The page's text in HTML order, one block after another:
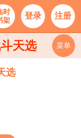
时
架
登录 注册
天选 菜单
选